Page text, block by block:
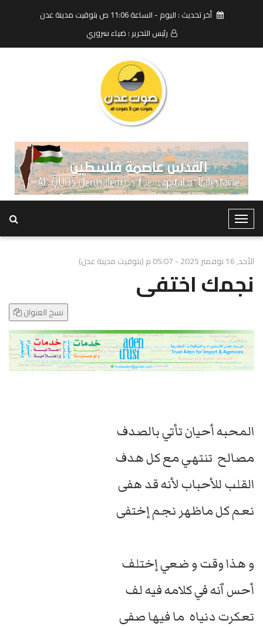
أخر تحديث : اليوم - الساعة 11:06 ص بتوقيت مدينة عدن
رئيس التحرير : ضياء سروري
T
o
g
l
e
v
i
g
a
n
الأحد, 16 نوفمبر 2025 - 05:07 م (بتوقيت مدينة عدن)
نجمك اختفى
نسخ العنوان
المحبه أحيان تأتي بالصدف
مصالح تنتهي مع كل هدف
القلب للأحباب لأنه قد هفى
نعم كل ماظهر نجم إختفى
و هذا وقت و ضعي إختلف
أحس ٱنه في كلامه فيه لف
تعكرت دنياه ما فيها صفى